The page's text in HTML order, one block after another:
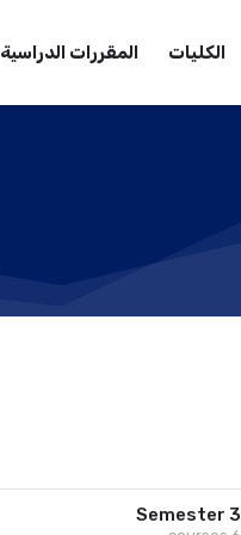
الكليات المقررات الدراسية
Semester 3